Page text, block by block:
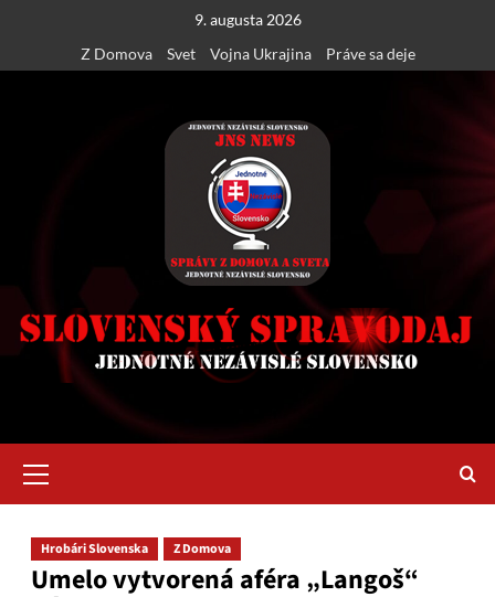
content
9. augusta 2026
Z Domova
Svet Vojna Ukrajina Práve sa deje
Menu
Hrobári Slovenska Z Domova
Umelo vytvorená aféra „Langoš“